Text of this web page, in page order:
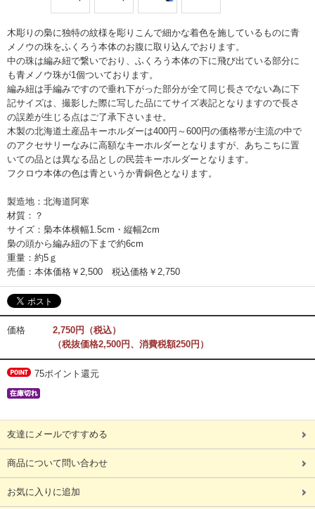
木彫りの梟に独特の紋様を彫りこんで細かな着色を施しているものに青
メノウの珠をふくろう本体のお腹に取り込んでおります。
中の珠は編み紐で繋いでおり、ふくろう本体の下に飛び出ている部分に
も青メノウ珠が1個ついております。
編み紐は手編みですので垂れ下がった部分が全て同じ長さでない為に下
記サイズは、撮影した際に写した品にてサイズ表記となりますので長さ
の誤差が生じる点はご了承下さいませ。
木製の北海道土産品キーホルダーは400円～600円の価格帯が主流の中で
のアクセサリーなみに高額なキーホルダーとなりますが、あちこちに置
いての品とは異なる品としの民芸キーホルダーとなります。
フクロウ本体の色は青というか青銅色となります。
製造地：北海道阿寒
材質：？
サイズ：梟本体横幅1.5cm・縦幅2cm
梟の頭から編み紐の下まで約6cm
重量：約5ｇ
売価：本体価格￥2,500 税込価格￥2,750
価格
2,750円（税込）
（税抜価格2,500円、消費税額250円）
75ポイント還元
友達にメールですすめる
商品について問い合わせ
お気に入りに追加